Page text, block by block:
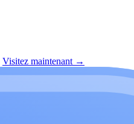
Visitez maintenant →